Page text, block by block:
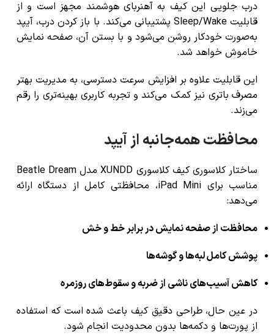
درب جلویی این کیف به آهنربای هوشمند مجهز است و از
قابلیت Sleep/Wake پشتیبانی می‌کند. با باز کردن درب، آیپد
به‌صورت خودکار روشن می‌شود و با بستن آن، صفحه نمایش
خاموش خواهد شد.
این قابلیت علاوه بر افزایش سرعت دسترسی، به مدیریت بهتر
مصرف باتری نیز کمک می‌کند و تجربه کاربری بهینه‌تری را رقم
می‌زند.
محافظت همه‌جانبه از آیپد
ساختار کلاسوری کیف کلاسوری XUNDD مدل Beatle Dream
مناسب برای iPad Mini، محافظتی کامل از دستگاه ارائه
می‌دهد:
محافظت از صفحه نمایش در برابر خط و خش
پوشش کامل لبه‌ها و گوشه‌ها
کاهش آسیب‌های ناشی از ضربه و سقوط‌های روزمره
در عین حال، طراحی دقیق کیف باعث شده است که استفاده
از پورت‌ها و دکمه‌ها بدون محدودیت انجام شود.